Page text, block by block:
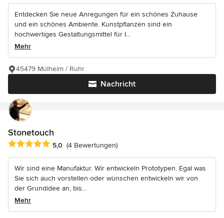
Entdecken Sie neue Anregungen für ein schönes Zuhause
und ein schönes Ambiente. Kunstpflanzen sind ein
hochwertiges Gestaltungsmittel für I...
Mehr
Nachricht
45479 Mülheim / Ruhr
Stonetouch
Durchschnittliche Bewertung: 5 von 5 Sternen
5,0 (4 Bewertungen)
Wir sind eine Manufaktur. Wir entwickeln Prototypen. Egal was
Sie sich auch vorstellen oder wünschen entwickeln wir von
der Grundidee an, bis...
Mehr